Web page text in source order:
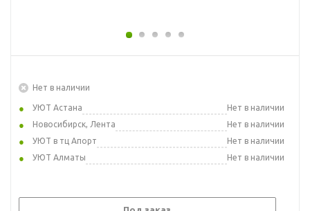
Нет в наличии
УЮТ Астана
Нет в наличии
Новосибирск, Лента
Нет в наличии
УЮТ в тц Апорт
Нет в наличии
УЮТ Алматы
Нет в наличии